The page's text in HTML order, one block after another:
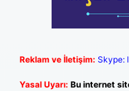
Reklam ve İletişim: Skype:
Yasal Uyarı: Bu internet